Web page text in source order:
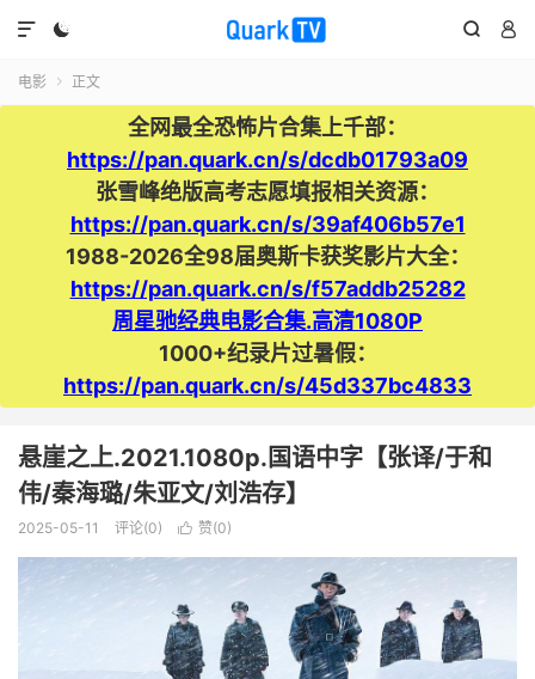
  

电影  正文
全网最全恐怖片合集上千部：
https://pan.quark.cn/s/dcdb01793a09
张雪峰绝版高考志愿填报相关资源：
https://pan.quark.cn/s/39af406b57e1
1988-2026全98届奥斯卡获奖影片大全：
https://pan.quark.cn/s/f57addb25282
周星驰经典电影合集.高清1080P
1000+纪录片过暑假：
https://pan.quark.cn/s/45d337bc4833
悬崖之上.2021.1080p.国语中字【张译/于和
伟/秦海璐/朱亚文/刘浩存】
2025-05-11 评论(0)  赞(0)